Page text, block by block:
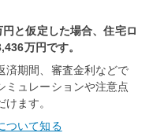
と仮定した場合、住宅ロ
万円です。
済期間、審査金利などで
ミュレーションや注意点
ます。
ついて知る